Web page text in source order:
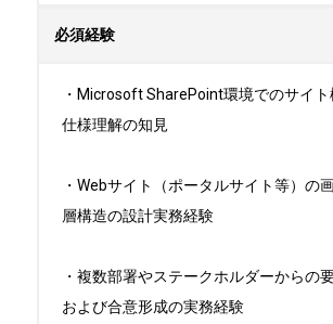
必須経験
・Microsoft SharePoint環境でのサイト
仕様理解の知見
・Webサイト（ポータルサイト等）の
層構造の設計実務経験
・複数部署やステークホルダーからの
および合意形成の実務経験